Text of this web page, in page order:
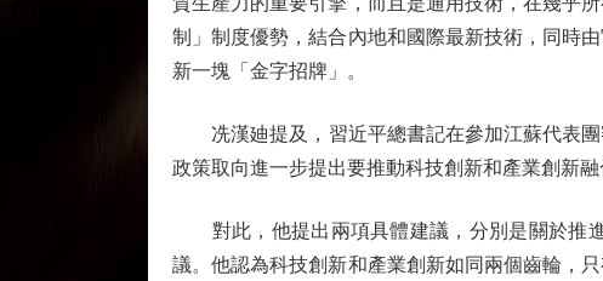
制」制度優勢，結合內地和國際最新技術，同時
新一塊「金字招牌」。
冼漢廸提及，習近平總書記在參加江蘇代表團
政策取向進一步提出要推動科技創新和產業創新融
對此，他提出兩項具體建議，分別是關於推進
議。他認為科技創新和產業創新如同兩個齒輪，